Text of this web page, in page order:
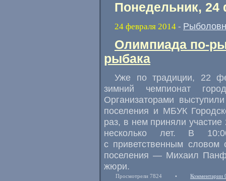
Понедельник, 24
24 февраля 2014 -
Олимпиада по-
рыбака
Уже по традиции, 22
зимний чемпионат
Организаторами
поселения и МБУК
раз, в нем приняли участие
несколько лет. В
с приветственным словом
поселения — Михаил
жюри.
Просмотрели 7824 • Комментарии